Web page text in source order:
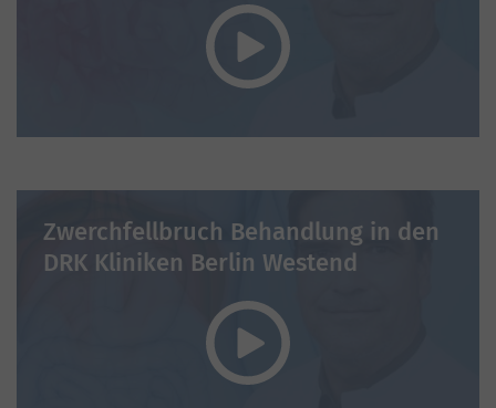
Zwerchfellbruch Behandlung in den
DRK Kliniken Berlin Westend